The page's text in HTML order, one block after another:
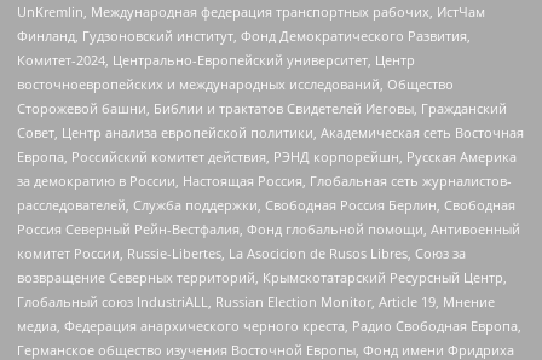
UnKremlin, Международная федерация транспортных рабочих, ИстЧам
Финланд, Гудзоновский институт, Фонд Демократического Развития,
Комитет-2024, Центрально-Европейский университет, Центр
восточноевропейских и международных исследований, Общество
Сторожевой башни, Библии и трактатов Свидетелей Иеговы, Гражданский
Совет, Центр анализа европейской политики, Академическая сеть Восточная
Европа, Российский комитет действия, РЭНД корпорейшн, Русская Америка
за демократию в России, Настоящая Россия, Глобальная сеть журналистов-
расследователей, Служба поддержки, Свободная Россия Берлин, Свободная
Россия Северный Рейн-Вестфалия, Фонд глобальной помощи, Антивоенный
комитет России, Russie-Libertes, La Asocicion de Rusos Libres, Союз за
возвращение Северных территорий, Крымскотатарский Ресурсный Центр,
Глобальный союз IndustriALL, Russian Election Monitor, Article 19, Мнение
медиа, Федерация анархического черного креста, Радио Свободная Европа,
Германское общество изучения Восточной Европы, Фонд имени Фридриха